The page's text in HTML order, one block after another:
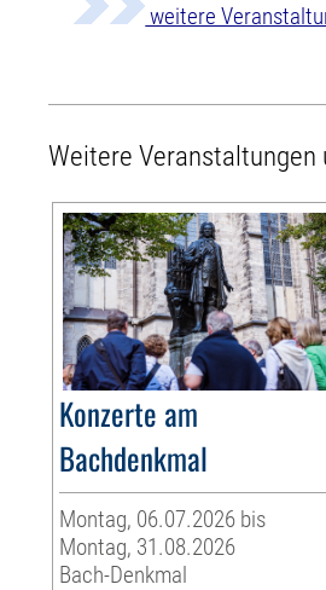
weitere
Weitere Veranstaltungen
Konzerte am
Bachdenkmal
Montag, 06.07.2026 bis
Montag, 31.08.2026
Bach-Denkmal